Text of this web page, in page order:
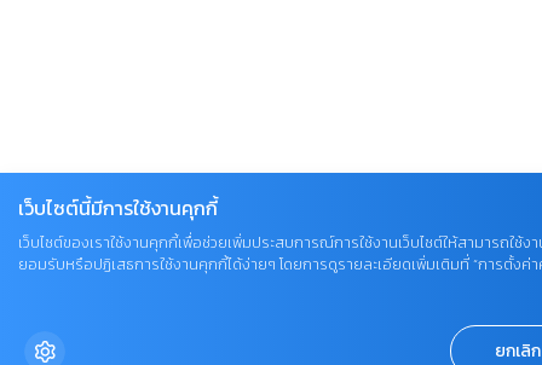
เว็บไซต์นี้มีการใช้งานคุกกี้
เว็บไซต์ของเราใช้งานคุกกี้เพื่อช่วยเพิ่มประสบการณ์การใช้งานเว็บไซต์ให้สามารถใ
ยอมรับหรือปฏิเสธการใช้งานคุกกี้ได้ง่ายๆ โดยการดูรายละเอียดเพิ่มเติมที่ “การตั้งค่
ยกเลิก